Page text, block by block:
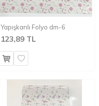
Yapışkanlı Folyo dm-6
123,89 TL